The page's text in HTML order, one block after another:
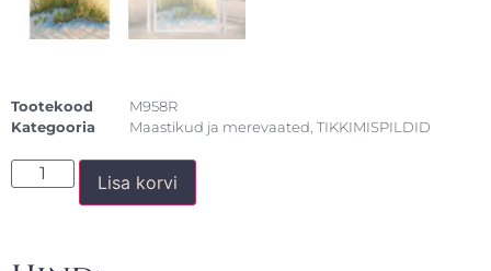
Tootekood
M958R
Kategooria
Maastikud ja merevaated TIKKIMISPILDID
Lisa korvi